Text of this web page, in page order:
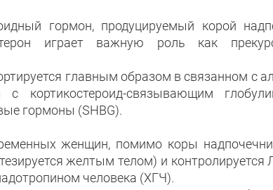
гормон, продуцируемый корой
играет важную роль как
главным образом в связанном с
кортикостероид-связывающим
гормоны (SHBG).
женщин, помимо коры
желтым телом) и
человека (ХГЧ).